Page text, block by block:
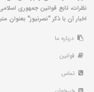
نظرات، تابع قوانین جمهوری
اخبار آن با ذکر "نصرنیوز" بعنوان
درباره ما
قوانین
تماس